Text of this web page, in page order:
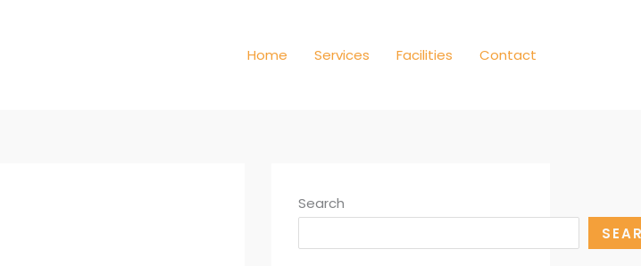
Home Services Facilities Contact
Search